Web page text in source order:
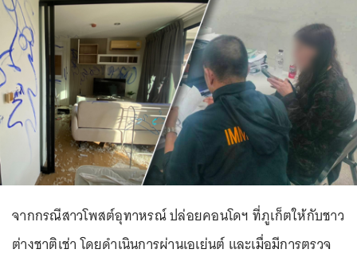
จากกรณีสาวโพสต์อุทาหรณ์ ปล่อยคอนโดฯ ที่ภูเก็ตให้กับชาว
ต่างชาติเช่า โดยดำเนินการผ่านเอเย่นต์ และเมื่อมีการตรวจ